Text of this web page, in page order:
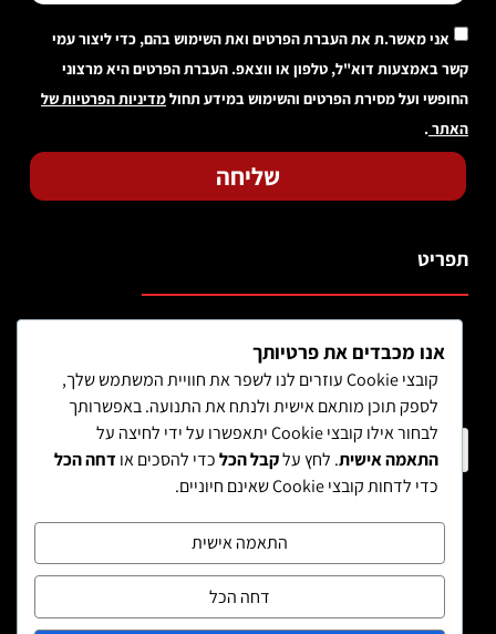
אני מאשר.ת את העברת הפרטים ואת השימוש בהם, כדי ליצור עמי
קשר באמצעות דוא"ל, טלפון או ווצאפ. העברת הפרטים היא מרצוני
החופשי ועל מסירת הפרטים והשימוש במידע תחולמדיניות הפרטיות של
האתר.
שליחה
תפריט
חיפוש מוצר
אנו מכבדים את פרטיותך
קובצי Cookie עוזרים לנו לשפר את חוויית המשתמש שלך,
לספק תוכן מותאם אישית ולנתח את התנועה. באפשרותך
לבחור אילו קובצי Cookie יתאפשרו על ידי לחיצה על
התאמה אישית. לחץ עלקבל הכלכדי להסכים או דחה הכל
כדי לדחות קובצי Cookie שאינם חיוניים.
התאמה אישית
דחה הכל